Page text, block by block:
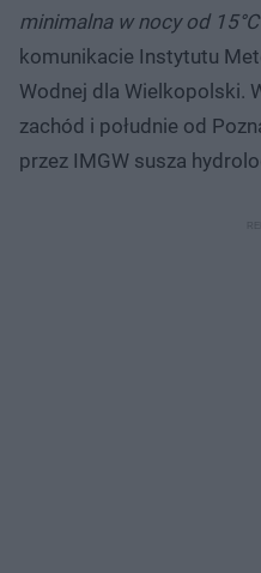
minimalna w nocy od
komunikacie Instytutu
Wodnej dla Wielkopolski.
zachód i południe od
przez IMGW susza